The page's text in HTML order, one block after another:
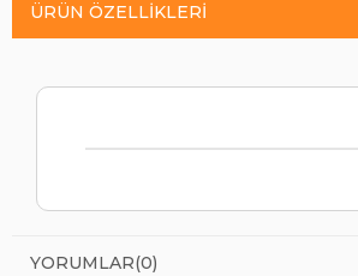
ÜRÜN ÖZELLIKLERI
YORUMLAR(0)